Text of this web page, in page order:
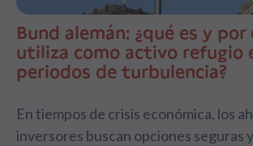
Bund alemán: ¿qué es y por
utiliza como activo refugio
periodos de turbulencia?
En tiempos de crisis económica, los
inversores buscan opciones seguras